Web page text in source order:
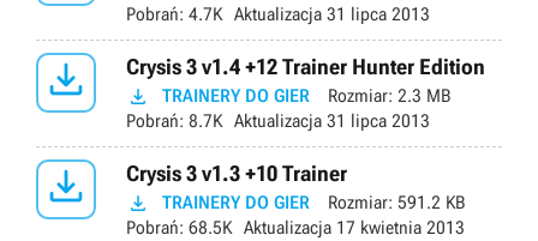
Pobrań: 4.7K Aktualizacja 31 lipca 2013
 Crysis 3 v1.4 +12 Trainer Hunter Edition
 TRAINERY DO GIER Rozmiar: 2.3 MB
Pobrań: 8.7K Aktualizacja 31 lipca 2013
 Crysis 3 v1.3 +10 Trainer
 TRAINERY DO GIER Rozmiar: 591.2 KB
Pobrań: 68.5K Aktualizacja 17 kwietnia 2013